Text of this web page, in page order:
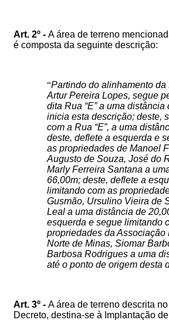
Art. 2º - A área de terreno
é composta da seguinte descrição:
“Partindo do alinhamento da
Artur Pereira Lopes, segue
dita Rua “E” a uma
inicia esta descrição; deste,
com a Rua “E”, a uma
deste, deflete a esquerda e
as propriedades de Manoel
Augusto de Souza, José do
Marly Ferreira Santana a
66,00m; deste, deflete a
limitando com as
Gusmão, Ursulino Vieira de
Leal a uma distância de
esquerda e segue limitando
propriedades da
Norte de Minas, Siomar
Barbosa Rodrigues a uma
até o ponto de origem desta
Art. 3º - A área de terreno descrita
Decreto, destina-se à Implantação